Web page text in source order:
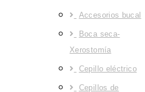
Accesorios bucal
Boca seca-
Xerostomía
Cepillo eléctrico
Cepillos de